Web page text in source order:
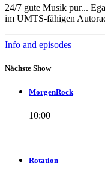
24/7 gute Musik pur...
im UMTS-fähigen
Info and episodes
Nächste Show
MorgenRock
10:00
Rotation